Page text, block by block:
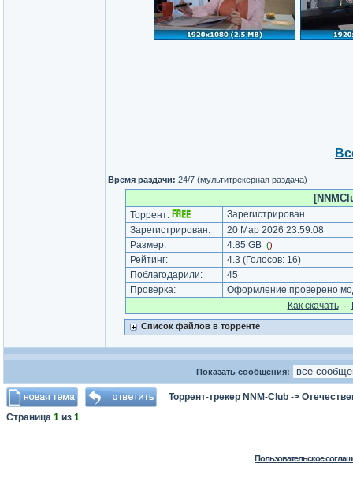
Время раздачи: 24/7 (мультитрекерная раздача)
Торрент:
Зарегистрирован
Зарегистрирован:
20 Мар 2026 23:59:08
Размер:
4.85 GB ()
Рейтинг: 4.3 (Голосов: 16)
Поблагодарили:
45
Проверка:
Оформление проверено
Как cкачать·
Список файлов в торренте
Показать сообщения:
Торрент-трекер NNM-Club ->
Страница 1 из 1
Пользовательское